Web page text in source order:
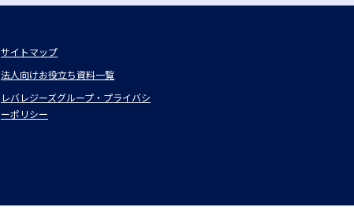
サイトマップ
法人向けお役立ち資料一覧
レバレジーズグループ・プライバシ
ーポリシー